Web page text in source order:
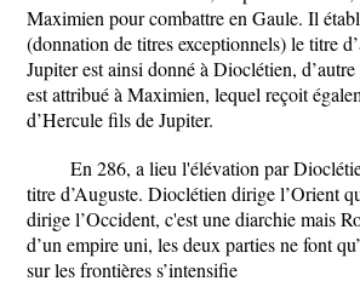
Maximien pour combattre en Gaule. Il
(donnation de titres exceptionnels) le titre
Jupiter est ainsi donné à Dioclétien,
est attribué à Maximien, lequel reçoit
d’Hercule fils de Jupiter.
En 286, a lieu l'élévation par
titre d’Auguste. Dioclétien dirige l’Orient
dirige l’Occident, c'est une diarchie mais
d’un empire uni, les deux parties ne font
sur les frontières s’intensifie